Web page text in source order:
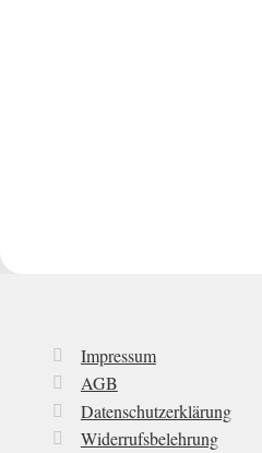
Impressum
AGB
Datenschutzerklärung
Widerrufsbelehrung